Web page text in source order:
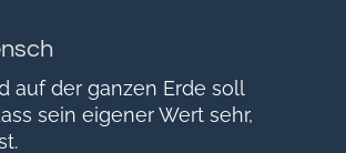
auf der ganzen Erde soll
sein eigener Wert sehr,